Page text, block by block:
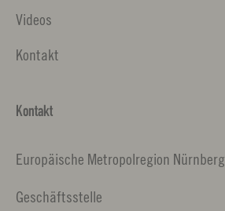
Videos
Kontakt
Kontakt
Europäische Metropolregion Nürnberg
Geschäftsstelle